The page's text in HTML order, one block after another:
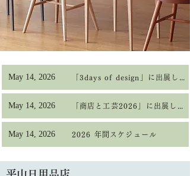
May 14, 2026
May 14, 2026
May 14, 2026 2026 年間スケジュール